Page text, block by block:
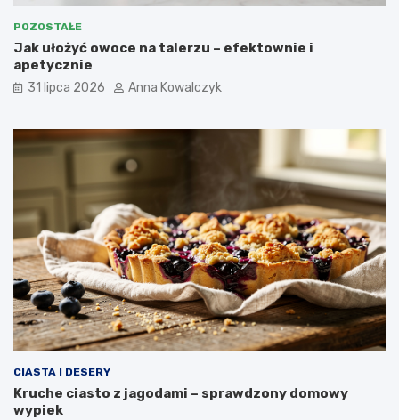
POZOSTAŁE
Jak ułożyć owoce na talerzu – efektownie i
apetycznie
31 lipca 2026 Anna Kowalczyk
CIASTA I DESERY
Kruche ciasto z jagodami – sprawdzony domowy
wypiek